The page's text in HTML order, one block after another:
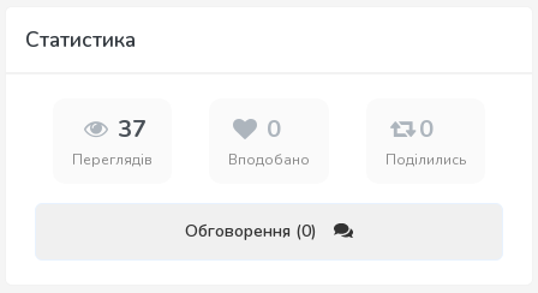
Статистика
37
Переглядів
0
Вподобано
0
Поділились
Обговорення (0)